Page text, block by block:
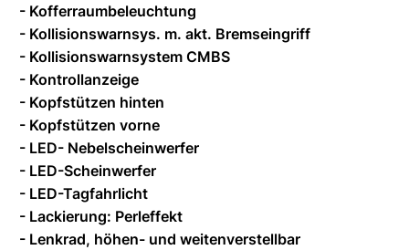
- Kofferraumbeleuchtung
- Kollisionswarnsys. m. akt. Bremseingriff
- Kollisionswarnsystem CMBS
- Kontrollanzeige
- Kopfstützen hinten
- Kopfstützen vorne
- LED- Nebelscheinwerfer
- LED-Scheinwerfer
- LED-Tagfahrlicht
- Lackierung: Perleffekt
- Lenkrad, höhen- und weitenverstellbar